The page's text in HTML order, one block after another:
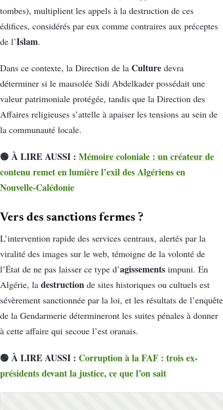
tombes), multiplient les appels à la destruction de ces
édifices, considérés par eux comme contraires aux préceptes
de l’Islam.
Dans ce contexte, la Direction de la Culture devra
déterminer si le mausolée Sidi Abdelkader possédait une
valeur patrimoniale protégée, tandis que la Direction des
Affaires religieuses s’attelle à apaiser les tensions au sein de
la communauté locale.
🟢 À LIRE AUSSI : Mémoire coloniale : un créateur de
contenu remet en lumière l’exil des Algériens en
Nouvelle-Calédonie
Vers des sanctions fermes ?
L’intervention rapide des services centraux, alertés par la
viralité des images sur le web, témoigne de la volonté de
l’État de ne pas laisser ce type d’agissements impuni. En
Algérie, la destruction de sites historiques ou cultuels est
sévèrement sanctionnée par la loi, et les résultats de l’enquête
de la Gendarmerie détermineront les suites pénales à donner
à cette affaire qui secoue l’est oranais.
🟢 À LIRE AUSSI : Corruption à la FAF : trois ex-
présidents devant la justice, ce que l’on sait